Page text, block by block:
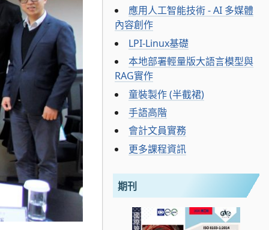
應用人工智能技術 - AI 多媒體
內容創作
LPI-Linux基礎
本地部署輕量版大語言模型與
RAG實作
童裝製作 (半截裙)
手語高階
會計文員實務
更多課程資訊
期刊